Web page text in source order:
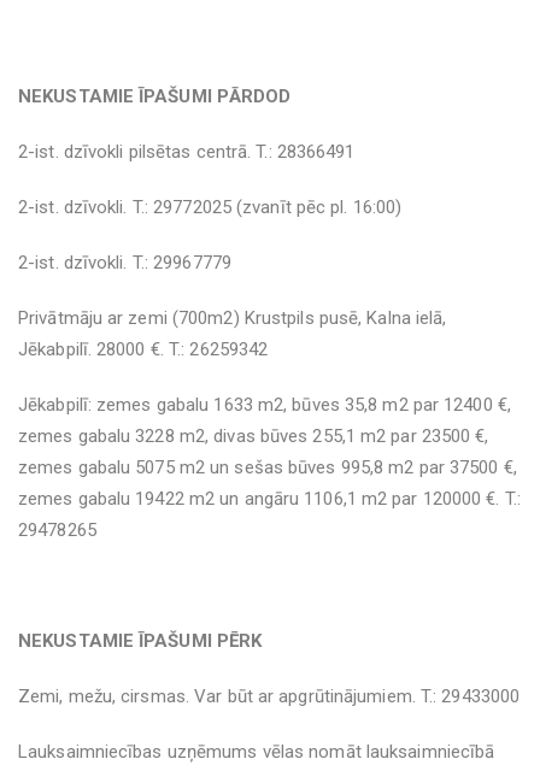
NEKUSTAMIE ĪPAŠUMI PĀRDOD
2-ist. dzīvokli pilsētas centrā. T.: 28366491
2-ist. dzīvokli. T.: 29772025 (zvanīt pēc pl. 16:00)
2-ist. dzīvokli. T.: 29967779
Privātmāju ar zemi (700m2) Krustpils pusē, Kalna ielā,
Jēkabpilī. 28000 €. T.: 26259342
Jēkabpilī: zemes gabalu 1633 m2, būves 35,8 m2 par 12400 €,
zemes gabalu 3228 m2, divas būves 255,1 m2 par 23500 €,
zemes gabalu 5075 m2 un sešas būves 995,8 m2 par 37500 €,
zemes gabalu 19422 m2 un angāru 1106,1 m2 par 120000 €. T.:
29478265
NEKUSTAMIE ĪPAŠUMI PĒRK
Zemi, mežu, cirsmas. Var būt ar apgrūtinājumiem. T.: 29433000
Lauksaimniecības uzņēmums vēlas nomāt lauksaimniecībā